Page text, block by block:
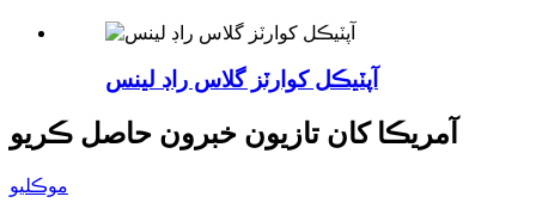
آپٽيڪل کوارٽز گلاس راڊ لينس
آمريڪا کان تازيون خبرون حاصل ڪريو
موڪليو